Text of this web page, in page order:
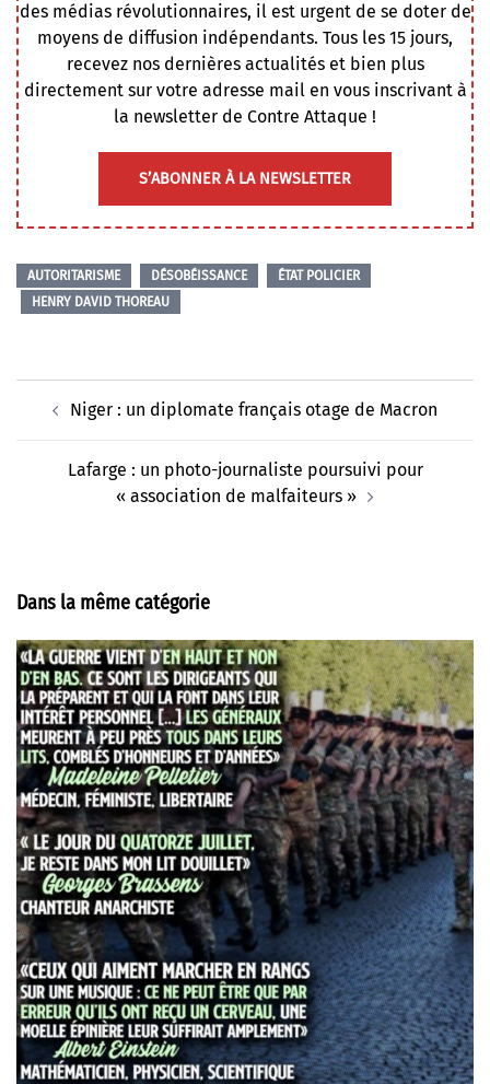
des médias révolutionnaires, il est urgent de se doter de
moyens de diffusion indépendants. Tous les 15 jours,
recevez nos dernières actualités et bien plus
directement sur votre adresse mail en vous inscrivant à
la newsletter de Contre Attaque !
S’ABONNER À LA NEWSLETTER
AUTORITARISME DÉSOBÉISSANCE
ÉTAT POLICIER
HENRY DAVID THOREAU
d’articleNiger : un diplomate français otage de Macron
Lafarge : un photo-journaliste poursuivi pour
« association de malfaiteurs »
Dans la même catégorie